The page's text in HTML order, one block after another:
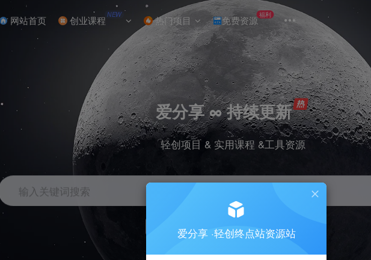
网站首页 创业课程 NEW 热门项目 免费资源福利
爱分享 ∞ 持续更新
轻创项目 & 实用课程 &工具资源
输入关键词搜索
挂机 抖音 小红书 快手
爱分享 ·轻创终点站资源站